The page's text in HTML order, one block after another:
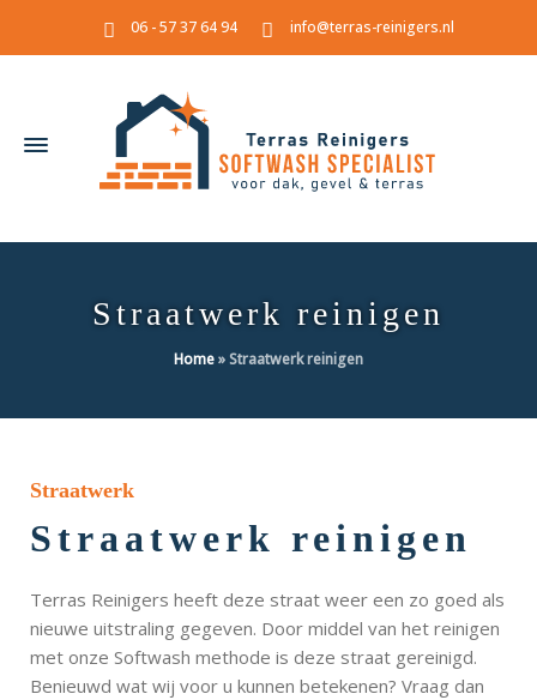
06 - 57 37 64 94 info@terras-reinigers.nl
Straatwerk reinigen
Home»Straatwerk reinigen
Straatwerk
Straatwerk reinigen
Terras Reinigers heeft deze straat weer een zo goed als
nieuwe uitstraling gegeven. Door middel van het reinigen
met onze Softwash methode is deze straat gereinigd.
Benieuwd wat wij voor u kunnen betekenen? Vraag dan